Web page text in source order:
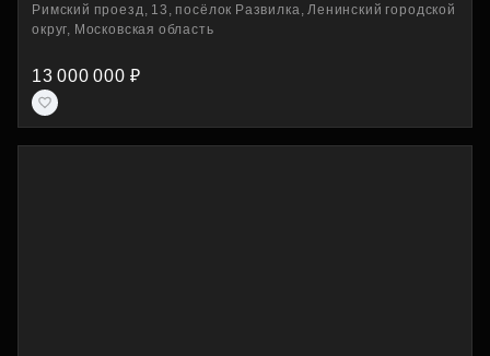
Римский проезд, 13, посёлок Развилка, Ленинский городской
округ, Московская область
13 000 000 ₽